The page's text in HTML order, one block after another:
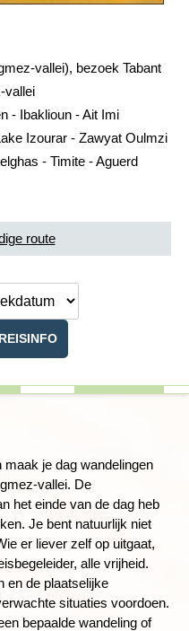
vallei), bezoek Tabant
vallei
- Ibaklioun - Ait Imi
Izourar - Zawyat Oulmzi
- Timite - Aguerd
route
je dag wandelingen
vallei. De
het einde van de dag heb
Je bent natuurlijk niet
er liever zelf op uitgaat,
alle vrijheid.
en de plaatselijke
situaties voordoen.
bepaalde wandeling of